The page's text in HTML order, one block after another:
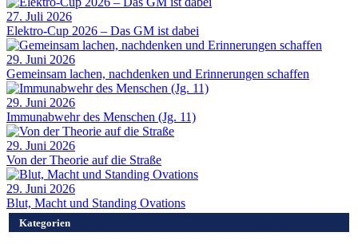
27. Juli 2026
Elektro-Cup 2026 – Das GM ist dabei
29. Juni 2026
Gemeinsam lachen, nachdenken und Erinnerungen schaffen
29. Juni 2026
Immunabwehr des Menschen (Jg. 11)
29. Juni 2026
Von der Theorie auf die Straße
29. Juni 2026
Blut, Macht und Standing Ovations
Kategorien